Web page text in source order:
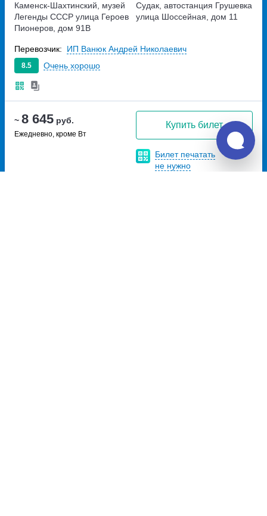
~ 8 645 руб.
Ежедневно, кроме Вт
Купить билет
Билет печатать
не нужно
Каменск-Шахтинский, музей
Легенды СССР улица Героев
Пионеров, дом 91В
Судак, автостанция Грушевка
улица Шоссейная, дом 11
8.5 Очень хорошо
Перевозчик: ИП Ванюк Андрей Николаевич